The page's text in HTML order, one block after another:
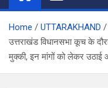
Home
UTTARAKHAND
उत्तराखंड विधानसभा कूच के
मुक्की, इन मांगों को लेकर उठाई